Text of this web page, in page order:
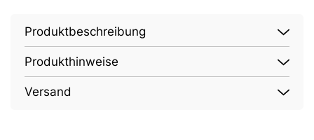
Produktbeschreibung
Produkthinweise
Versand